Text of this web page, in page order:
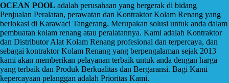
OCEAN POOL adalah perusahaan yang bergerak di bidang
Penjualan Peralatan, perawatan dan Kontraktor Kolam Renang yang
berlokasi di Karawaci Tangerang. Merupakan solusi untuk anda dalam
pembuatan kolam renang atau peralatannya. Kami adalah Kontraktor
dan Distributor Alat Kolam Renang profesional dan terpercaya, dan
sebagai kontraktor Kolam Renang yang berpengalaman sejak 2013
kami akan memberikan pelayanan terbaik untuk anda dengan harga
yang terbaik dan Produk Berkualitas dan Bergaransi. Bagi Kami
kepercayaan pelanggan adalah Prioritas Kami.